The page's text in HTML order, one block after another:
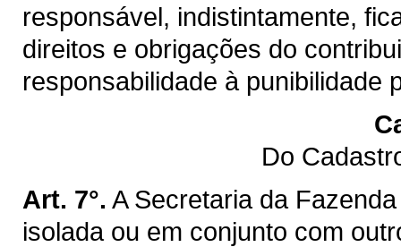
responsável, indistintamente,
direitos e obrigações do
responsabilidade à punibilidade
Do
Art. 7°. A Secretaria da
isolada ou em conjunto com